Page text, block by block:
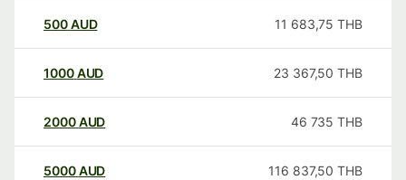
500AUD 11 683,75 THB
1000AUD 23 367,50 THB
2000AUD 46 735 THB
5000AUD 116 837,50 THB